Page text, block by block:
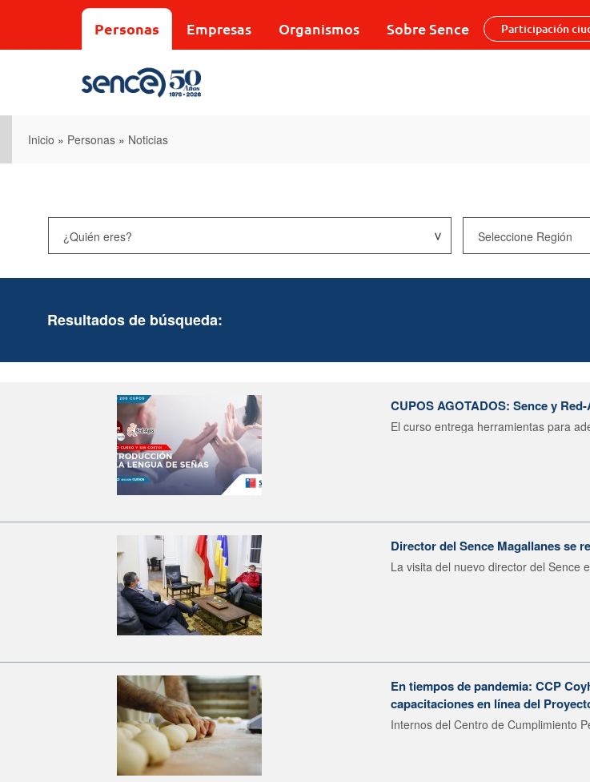
Personas Empresas Organismos Sobre Sence Participación
Inicio » Personas » Noticias
Resultados de búsqueda:
CUPOS AGOTADOS: Sence y
El curso entrega herramientas para
Director del Sence Magallanes se
La visita del nuevo director del Sence
En tiempos de pandemia: CCP
capacitaciones en línea del
Internos del Centro de Cumplimiento